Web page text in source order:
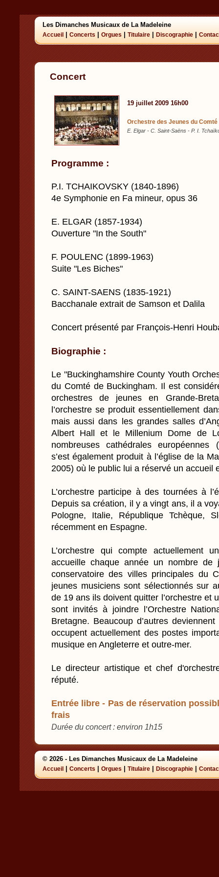
Les Dimanches Musicaux de La Madeleine
Accueil Concerts Orgues Titulaire Discographie
Concert
19 juillet 2009 16h00
Orchestre des Jeunes du
E. Elgar - C. Saint-Saëns - P. I.
Programme :
P.I. TCHAIKOVSKY (1840-1896)
4e Symphonie en Fa mineur, opus 36
E. ELGAR (1857-1934)
Ouverture "In the South"
F. POULENC (1899-1963)
Suite "Les Biches"
C. SAINT-SAENS (1835-1921)
Bacchanale extrait de Samson et Dalila
Concert présenté par François-Henri
Biographie :
Le "Buckinghamshire County Youth
du Comté de Buckingham. Il est
orchestres de jeunes en Grande-
l’orchestre se produit essentiellement
mais aussi dans les grandes salles
Albert Hall et le Millenium Dome de
nombreuses cathédrales européennes
s’est également produit à l’église de la
2005) où le public lui a réservé un accueil
L’orchestre participe à des tournées à
Depuis sa création, il y a vingt ans, il a
Pologne, Italie, République Tchèque,
récemment en Espagne.
L’orchestre qui compte actuellement
accueille chaque année un nombre de
conservatoire des villes principales du
jeunes musiciens sont sélectionnés sur
de 19 ans ils doivent quitter l’orchestre et
sont invités à joindre l’Orchestre
Bretagne. Beaucoup d’autres
occupent actuellement des postes
musique en Angleterre et outre-mer.
Le directeur artistique et chef
réputé.
Entrée libre - Pas de réservation
frais
Durée du concert : environ 1h15
© 2026 - Les Dimanches Musicaux de La Madeleine
Accueil Concerts Orgues Titulaire Discographie